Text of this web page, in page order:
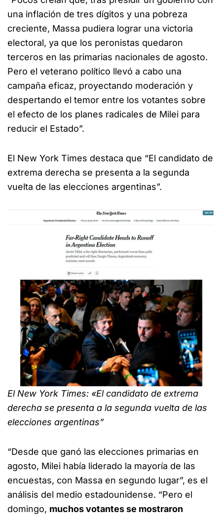
una inflación de tres dígitos y una pobreza
creciente, Massa pudiera lograr una victoria
electoral, ya que los peronistas quedaron
terceros en las primarias nacionales de agosto.
Pero el veterano político llevó a cabo una
campaña eficaz, proyectando moderación y
despertando el temor entre los votantes sobre
el efecto de los planes radicales de Milei para
reducir el Estado”.
El New York Times destaca que “El candidato de
extrema derecha se presenta a la segunda
vuelta de las elecciones argentinas”.
El New York Times: «El candidato de extrema
derecha se presenta a la segunda vuelta de las
elecciones argentinas”
“Desde que ganó las elecciones primarias en
agosto, Milei había liderado la mayoría de las
encuestas, con Massa en segundo lugar”, es el
análisis del medio estadounidense. “Pero el
domingo, muchos votantes se mostraron